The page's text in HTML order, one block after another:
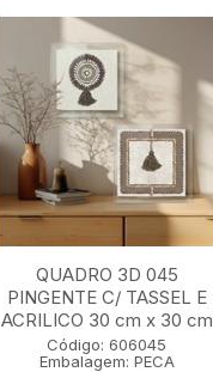
QUADRO 3D 045
PINGENTE C/ TASSEL E
ACRILICO 30 cm x 30 cm
Código: 606045
Embalagem: PECA